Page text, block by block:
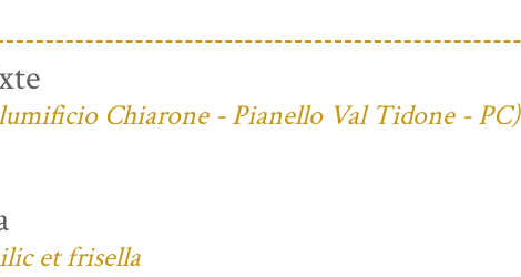
Chiarone - Pianello Val Tidone - PC)
et frisella